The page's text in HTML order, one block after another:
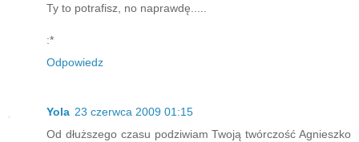
Ty to potrafisz, no naprawdę.....
:*
Odpowiedz
Yola 23 czerwca 2009 01:15
Od dłuższego czasu podziwiam Twoją twórczość Agnieszko